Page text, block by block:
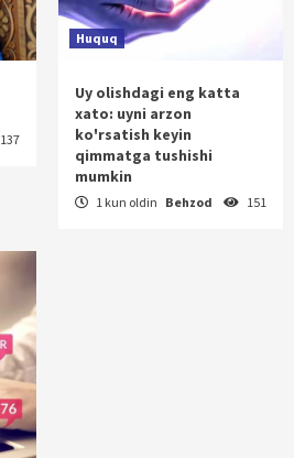
137
Huquq
Uy olishdagi eng katta
xato: uyni arzon
ko'rsatish keyin
qimmatga tushishi
mumkin
1 kun oldin Behzod 151